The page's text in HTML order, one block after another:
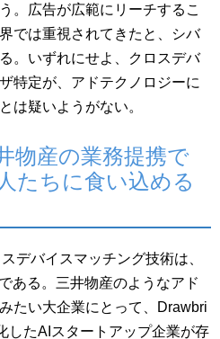
。広告が広範にリーチするこ
では重視されてきたと、シバ
。いずれにせよ、クロスデバ
特定が、アドテクノロジーに
は疑いようがない。
物産の業務提携で
たちに食い込める
デバイスマッチング技術は、
ある。三井物産のようなアド
たい大企業にとって、Drawbri
したAIスタートアップ企業が存